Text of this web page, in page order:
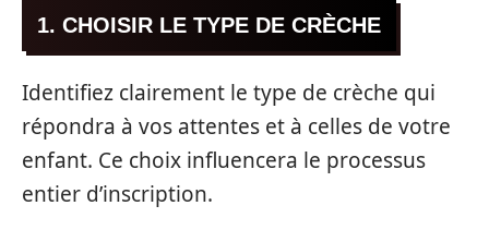
1. CHOISIR LE TYPE DE CRÈCHE
Identifiez clairement le type de crèche qui
répondra à vos attentes et à celles de votre
enfant. Ce choix influencera le processus
entier d’inscription.